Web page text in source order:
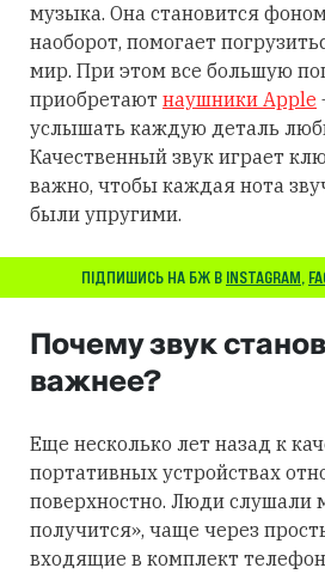
музыка. Она становится
наоборот, помогает
мир. При этом все большую
приобретают наушники Apple
услышать каждую деталь
Качественный звук играет
важно, чтобы каждая нота
были упругими.
ПІДПИШИСЬ НА БЖ В INSTAGRAM,
Почему звук
важнее?
Еще несколько лет назад к
портативных устройствах
поверхностно. Люди слушали
получится», чаще через
входящие в комплект